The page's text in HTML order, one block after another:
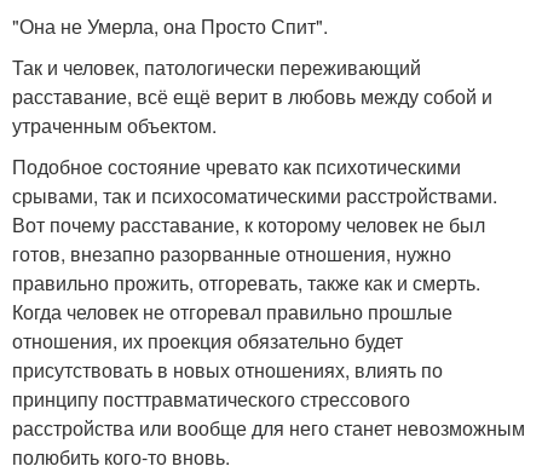
"Она не Умерла, она Просто Спит".
Так и человек, патологически переживающий
расставание, всё ещё верит в любовь между собой и
утраченным объектом.
Подобное состояние чревато как психотическими
срывами, так и психосоматическими расстройствами.
Вот почему расставание, к которому человек не был
готов, внезапно разорванные отношения, нужно
правильно прожить, отгоревать, также как и смерть.
Когда человек не отгоревал правильно прошлые
отношения, их проекция обязательно будет
присутствовать в новых отношениях, влиять по
принципу посттравматического стрессового
расстройства или вообще для него станет невозможным
полюбить кого-то вновь.